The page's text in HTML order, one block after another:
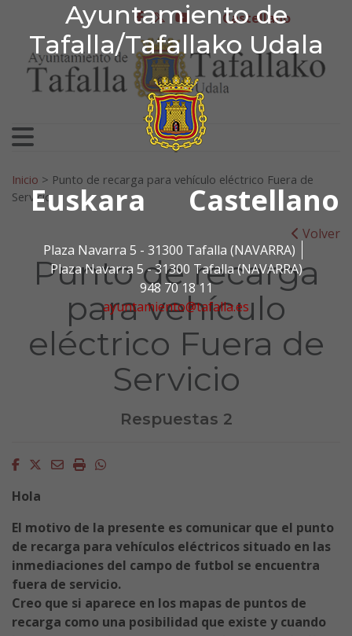
Ayuntamiento de
Tafalla/Tafallako Udala
Euskara Castellano
Plaza Navarra 5 - 31300 Tafalla (NAVARRA)
Plaza Navarra 5 - 31300 Tafalla (NAVARRA)
948 70 18 11
ayuntamiento@tafalla.es
Ir al contenido
Ayuntamiento de
facebook
twitter
youtubeCastellano
Search for:
Inicio > Punto de recarga para vehículo eléctrico Fuera de
Servicio
Volver
Punto de recarga
para vehículo
eléctrico Fuera de
Servicio
Respuestas 2
Facebook
Twitter
EmailImprimirWhatsapp
Hola
El motivo de la presente es comunicar que el punto
de recarga para vehículos eléctricos situado en las
inmediaciones del campo de futbol se encuentra
fuera de servicio.
Creo que si aparece en los mapas de puntos de
recarga como una posibilidad que existe y cuando